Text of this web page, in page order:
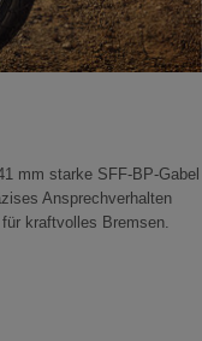
mm starke SFF-BP-Gabel
Ansprechverhalten
kraftvolles Bremsen.